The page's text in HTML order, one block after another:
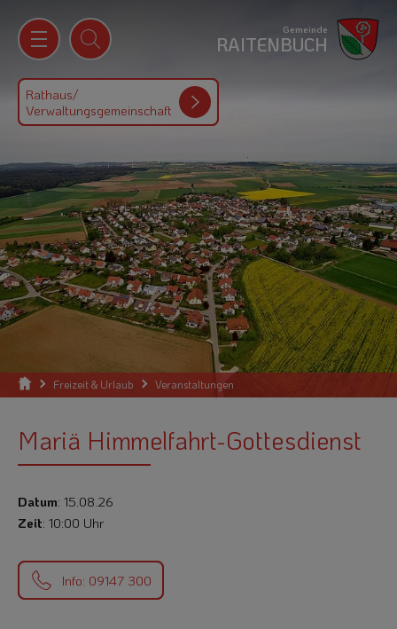
Gemeinde
RAITENBUCH
Rathaus/
Verwaltungsgemeinschaft
Freizeit & Urlaub Veranstaltungen
Mariä Himmelfahrt-Gottesdienst
Datum: 15.08.26
Zeit: 10:00 Uhr
Info: 09147 300